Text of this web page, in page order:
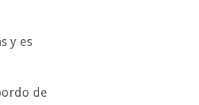
y es
de